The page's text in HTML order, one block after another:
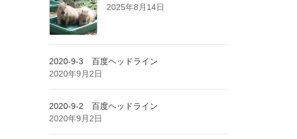
2025年8月14日
2020-9-3 百度ヘッドライン
2020年9月2日
2020-9-2 百度ヘッドライン
2020年9月2日